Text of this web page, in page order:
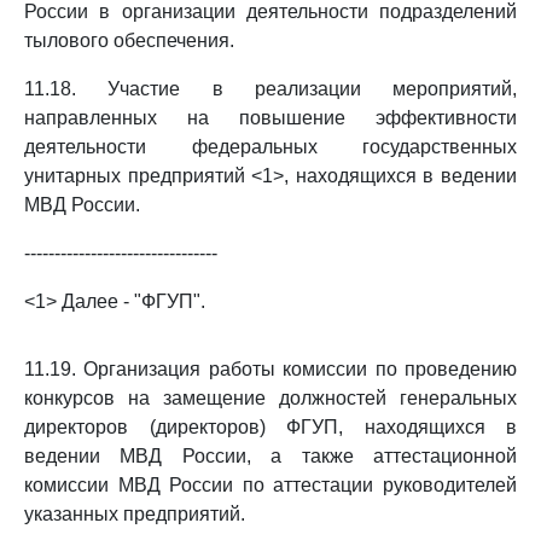
России в организации деятельности подразделений
тылового обеспечения.
11.18. Участие в реализации мероприятий,
направленных на повышение эффективности
деятельности федеральных государственных
унитарных предприятий <1>, находящихся в ведении
МВД России.
--------------------------------
<1> Далее - "ФГУП".
11.19. Организация работы комиссии по проведению
конкурсов на замещение должностей генеральных
директоров (директоров) ФГУП, находящихся в
ведении МВД России, а также аттестационной
комиссии МВД России по аттестации руководителей
указанных предприятий.